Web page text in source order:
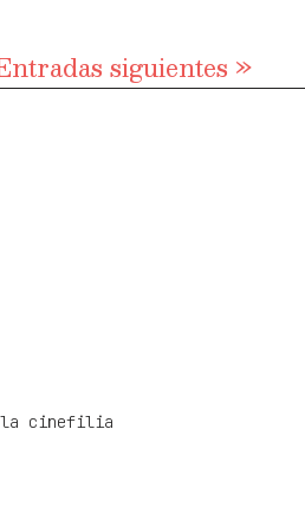
siguientes »
la cinefilia